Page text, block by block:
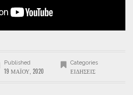
Published
19 ΜΑΪ́ΟΥ, 2020
Categories
ΕΙΔΉΣΕΙΣ